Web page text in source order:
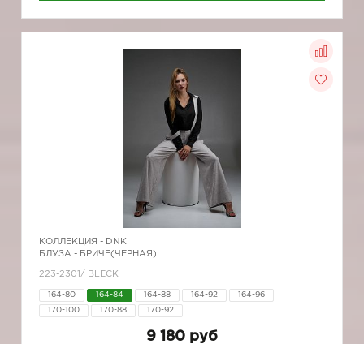
КОЛЛЕКЦИЯ - DNK
БЛУЗА - БРИЧЕ(ЧЕРНАЯ)
223-2301/ BLECK
164-80 164-84 164-88 164-92 164-96
170-100 170-88 170-92
9 180 руб